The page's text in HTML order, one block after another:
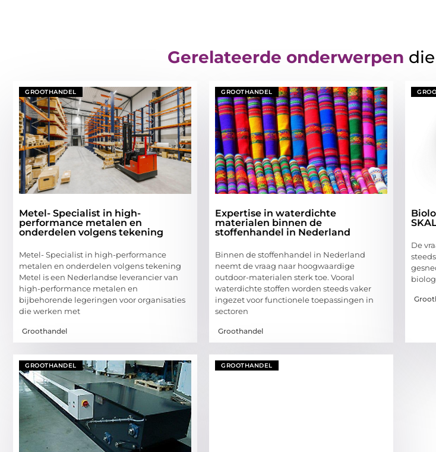
Gerelateerde onderwerpen
GROOTHANDEL
Metel- Specialist in high-
performance metalen en
onderdelen volgens tekening
Metel- Specialist in high-performance
metalen en onderdelen volgens tekening
Metel is een Nederlandse leverancier van
high-performance metalen en
bijbehorende legeringen voor organisaties
die werken met
Groothandel
GROOTHANDEL
Expertise in waterdichte
materialen binnen de
stoffenhandel in Nederland
Binnen de stoffenhandel in Nederland
neemt de vraag naar hoogwaardige
outdoor-materialen sterk toe. Vooral
waterdichte stoffen worden steeds vaker
ingezet voor functionele toepassingen in
sectoren
Groothandel
De
GROOTHANDEL GROOTHANDEL